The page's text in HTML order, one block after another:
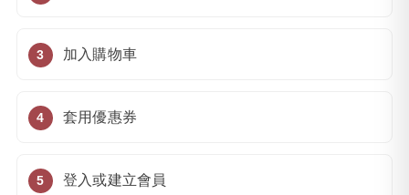
加入購物車
套用優惠券
登入或建立會員